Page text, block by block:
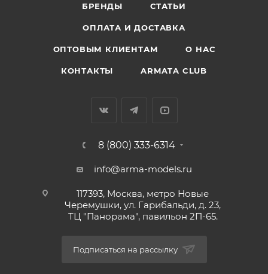
БРЕНДЫ СТАТЬИ
ОПЛАТА И ДОСТАВКА
ОПТОВЫМ КЛИЕНТАМ О НАС
КОНТАКТЫ ARMATA CLUB
8 (800) 333-6314
info@arma-models.ru
117393, Москва, метро Новые
Черемушки, ул. Гарибальди, д. 23,
ТЦ "Панорама", павильон 2П-65.
Подписаться на рассылку